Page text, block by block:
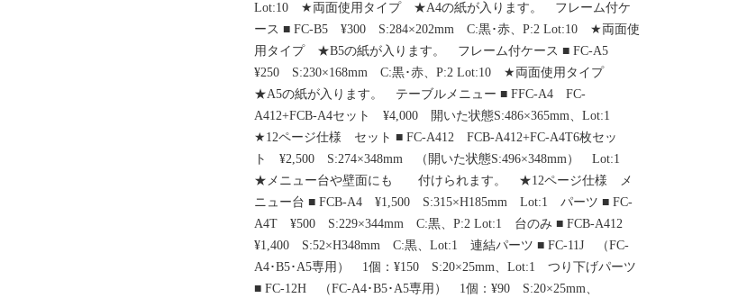
Lot:10 ★両面使用タイプ ★A4の紙が入ります。 フレーム付ケ
ース ■ FC-B5 ¥300 S:284×202mm C:黒･赤、P:2 Lot:10 ★両面使
用タイプ ★B5の紙が入ります。 フレーム付ケース ■ FC-A5
¥250 S:230×168mm C:黒･赤、P:2 Lot:10 ★両面使用タイプ
★A5の紙が入ります。 テーブルメニュー ■ FFC-A4 FC-
A412+FCB-A4セット ¥4,000 開いた状態S:486×365mm、Lot:1
★12ページ仕様 セット ■ FC-A412 FCB-A412+FC-A4T6枚セッ
ト ¥2,500 S:274×348mm （開いた状態S:496×348mm） Lot:1
★メニュー台や壁面にも 付けられます。 ★12ページ仕様 メ
ニュー台 ■ FCB-A4 ¥1,500 S:315×H185mm Lot:1 パーツ ■ FC-
A4T ¥500 S:229×344mm C:黒、P:2 Lot:1 台のみ ■ FCB-A412
¥1,400 S:52×H348mm C:黒、Lot:1 連結パーツ ■ FC-11J （FC-
A4･B5･A5専用） 1個：¥150 S:20×25mm、Lot:1 つり下げパーツ
■ FC-12H （FC-A4･B5･A5専用） 1個：¥90 S:20×25mm、